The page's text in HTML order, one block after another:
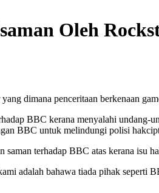
Oleh
dimana penceritaan berkenaan
BBC kerana menyalahi undang-
BBC untuk melindungi polisi
terhadap BBC atas kerana isu
adalah bahawa tiada pihak